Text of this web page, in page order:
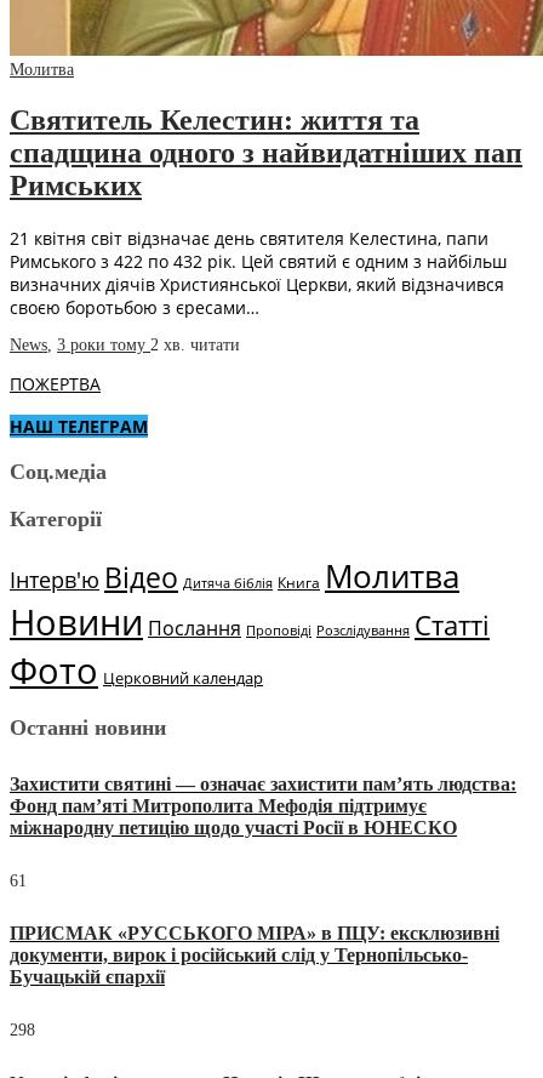
Молитва
Святитель Келестин: життя та
спадщина одного з найвидатніших пап
Римських
21 квітня світ відзначає день святителя Келестина, папи
Римського з 422 по 432 рік. Цей святий є одним з найбільш
визначних діячів Християнської Церкви, який відзначився
своєю боротьбою з єресами…
News, 3 роки тому 2 хв. читати
ПОЖЕРТВА
НАШ ТЕЛЕГРАМ
Соц.медіа
Категорії
Інтерв'ю Відео Дитяча біблія Книга Молитва
Новини Послання Проповіді Розслідування Статті
Фото Церковний календар
Останні новини
Захистити святині — означає захистити пам’ять людства:
Фонд пам’яті Митрополита Мефодія підтримує
міжнародну петицію щодо участі Росії в ЮНЕСКО
61
ПРИСМАК «РУССЬКОГО МІРА» в ПЦУ: ексклюзивні
документи, вирок і російський слід у Тернопільсько-
Бучацькій єпархії
298